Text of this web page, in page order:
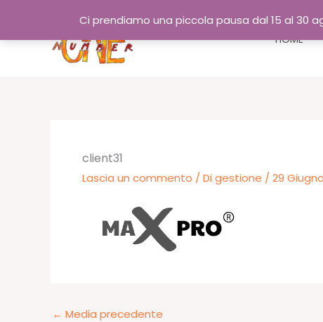
Ci prendiamo una piccola pausa dal 15 al 30
contenuto
HOME
client31
Lascia un commento / Di gestione / 29
← Media precedente